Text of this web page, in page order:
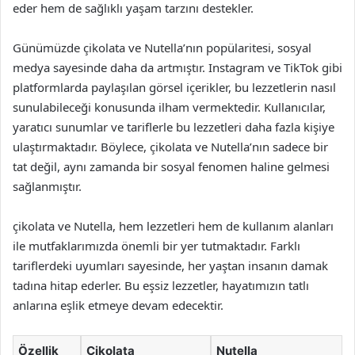
eder hem de sağlıklı yaşam tarzını destekler.
Günümüzde çikolata ve Nutella’nın popülaritesi, sosyal
medya sayesinde daha da artmıştır. Instagram ve TikTok gibi
platformlarda paylaşılan görsel içerikler, bu lezzetlerin nasıl
sunulabileceği konusunda ilham vermektedir. Kullanıcılar,
yaratıcı sunumlar ve tariflerle bu lezzetleri daha fazla kişiye
ulaştırmaktadır. Böylece, çikolata ve Nutella’nın sadece bir
tat değil, aynı zamanda bir sosyal fenomen haline gelmesi
sağlanmıştır.
çikolata ve Nutella, hem lezzetleri hem de kullanım alanları
ile mutfaklarımızda önemli bir yer tutmaktadır. Farklı
tariflerdeki uyumları sayesinde, her yaştan insanın damak
tadına hitap ederler. Bu eşsiz lezzetler, hayatımızın tatlı
anlarına eşlik etmeye devam edecektir.
Özellik Çikolata Nutella